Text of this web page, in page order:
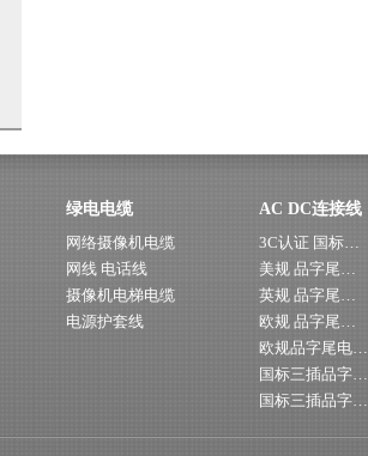
绿电电缆
网络摄像机电缆
网线 电话线
摄像机电梯电缆
电源护套线
AC DC连接线
3C认证 国标…
美规 品字尾…
英规 品字尾…
欧规 品字尾…
欧规品字尾电…
国标三插品字…
国标三插品字…